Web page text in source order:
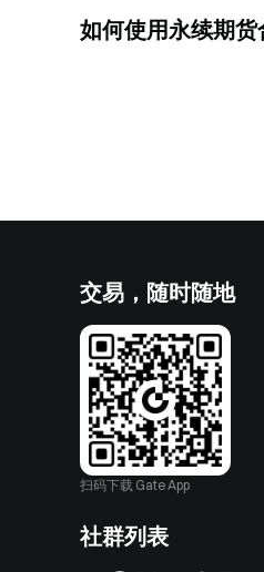
如何使用永续期货
交易，随时随地
扫码下载 Gate App
社群列表